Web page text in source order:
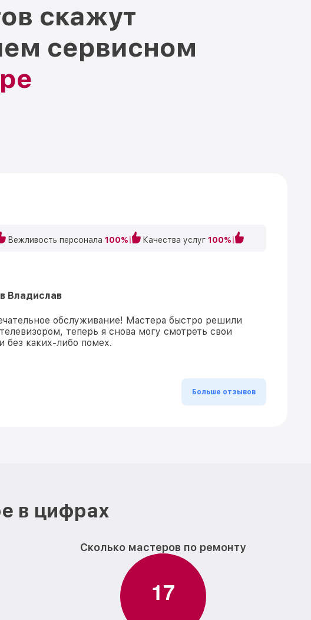
скажут
сервисном
Вежливость персонала 100% Качества услуг 100%
Владислав
обслуживание! Мастера быстро решили
теперь я снова могу смотреть свои
без каких-либо помех.
Больше отзывов
в цифрах
Сколько мастеров по ремонту
17